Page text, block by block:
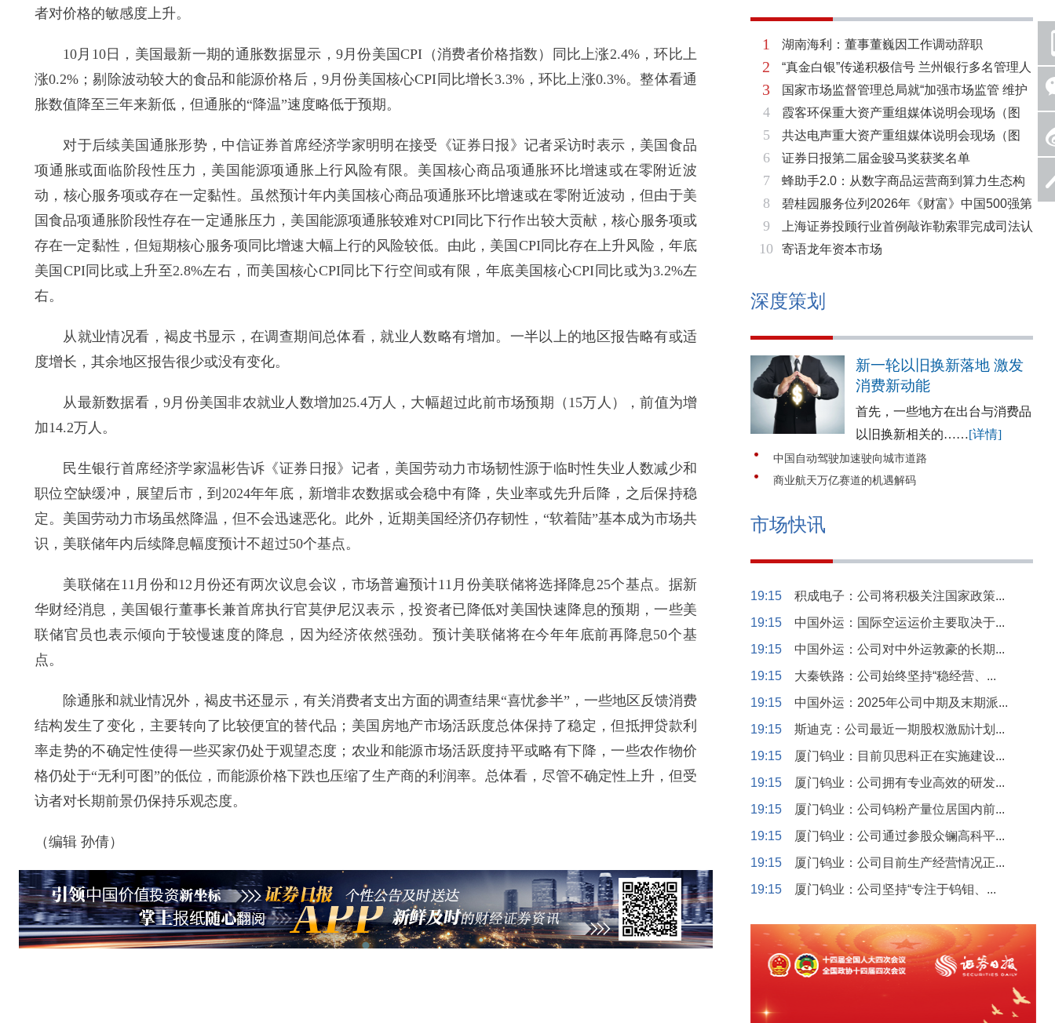
者对价格的敏感度上升。
10月10日，美国最新一期的通胀数据显示，9月份美国CPI（消费者价格指数）同比上涨2.4%，环比上
涨0.2%；剔除波动较大的食品和能源价格后，9月份美国核心CPI同比增长3.3%，环比上涨0.3%。整体看通
胀数值降至三年来新低，但通胀的“降温”速度略低于预期。
对于后续美国通胀形势，中信证券首席经济学家明明在接受《证券日报》记者采访时表示，美国食品
项通胀或面临阶段性压力，美国能源项通胀上行风险有限。美国核心商品项通胀环比增速或在零附近波
动，核心服务项或存在一定黏性。虽然预计年内美国核心商品项通胀环比增速或在零附近波动，但由于美
国食品项通胀阶段性存在一定通胀压力，美国能源项通胀较难对CPI同比下行作出较大贡献，核心服务项或
存在一定黏性，但短期核心服务项同比增速大幅上行的风险较低。由此，美国CPI同比存在上升风险，年底
美国CPI同比或上升至2.8%左右，而美国核心CPI同比下行空间或有限，年底美国核心CPI同比或为3.2%左
右。
从就业情况看，褐皮书显示，在调查期间总体看，就业人数略有增加。一半以上的地区报告略有或适
度增长，其余地区报告很少或没有变化。
从最新数据看，9月份美国非农就业人数增加25.4万人，大幅超过此前市场预期（15万人），前值为增
加14.2万人。
民生银行首席经济学家温彬告诉《证券日报》记者，美国劳动力市场韧性源于临时性失业人数减少和
职位空缺缓冲，展望后市，到2024年年底，新增非农数据或会稳中有降，失业率或先升后降，之后保持稳
定。美国劳动力市场虽然降温，但不会迅速恶化。此外，近期美国经济仍存韧性，“软着陆”基本成为市场共
识，美联储年内后续降息幅度预计不超过50个基点。
美联储在11月份和12月份还有两次议息会议，市场普遍预计11月份美联储将选择降息25个基点。据新
华财经消息，美国银行董事长兼首席执行官莫伊尼汉表示，投资者已降低对美国快速降息的预期，一些美
联储官员也表示倾向于较慢速度的降息，因为经济依然强劲。预计美联储将在今年年底前再降息50个基
点。
除通胀和就业情况外，褐皮书还显示，有关消费者支出方面的调查结果“喜忧参半”，一些地区反馈消费
结构发生了变化，主要转向了比较便宜的替代品；美国房地产市场活跃度总体保持了稳定，但抵押贷款利
率走势的不确定性使得一些买家仍处于观望态度；农业和能源市场活跃度持平或略有下降，一些农作物价
格仍处于“无利可图”的低位，而能源价格下跌也压缩了生产商的利润率。总体看，尽管不确定性上升，但受
访者对长期前景仍保持乐观态度。
（编辑 孙倩）
1
2
3
4
5
6
7
8
9
10
湖南海利：董事董巍因工作调动辞职
“真金白银”传递积极信号 兰州银行多名管理人
员拟增持公司股份不低于600万元
国家市场监督管理总局就“加强市场监管 维护
市场秩序”答记者问
霞客环保重大资产重组媒体说明会现场（图
片）
共达电声重大资产重组媒体说明会现场（图
片）
证券日报第二届金骏马奖获奖名单
蜂助手2.0：从数字商品运营商到算力生态构
建者的跃迁
碧桂园服务位列2026年《财富》中国500强第
321位 排名稳步上升彰显发展韧性
上海证券投顾行业首例敲诈勒索罪完成司法认
定 司法机关重拳打击“职业索赔人”
寄语龙年资本市场
深度策划
新一轮以旧换新落地 激发
消费新动能
首先，一些地方在出台与消费品
以旧换新相关的……[详情]
中国自动驾驶加速驶向城市道路
商业航天万亿赛道的机遇解码
市场快讯
19:15
积成电子：公司将积极关注国家政策...
19:15
中国外运：国际空运运价主要取决于...
19:15
中国外运：公司对中外运敦豪的长期...
19:15
大秦铁路：公司始终坚持“稳经营、...
19:15
中国外运：2025年公司中期及末期派...
19:15
斯迪克：公司最近一期股权激励计划...
19:15
厦门钨业：目前贝思科正在实施建设...
19:15
厦门钨业：公司拥有专业高效的研发...
19:15
厦门钨业：公司钨粉产量位居国内前...
19:15
厦门钨业：公司通过参股众镧高科平...
19:15
厦门钨业：公司目前生产经营情况正...
19:15
厦门钨业：公司坚持“专注于钨钼、...